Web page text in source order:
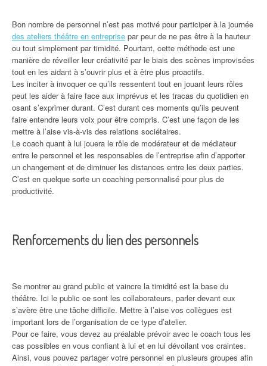
Bon nombre de personnel n’est pas motivé pour participer à la journée
des ateliers théâtre en entreprise par peur de ne pas être à la hauteur
ou tout simplement par timidité. Pourtant, cette méthode est une
manière de réveiller leur créativité par le biais des scènes improvisées
tout en les aidant à s’ouvrir plus et à être plus proactifs.
Les inciter à invoquer ce qu’ils ressentent tout en jouant leurs rôles
peut les aider à faire face aux imprévus et les tracas du quotidien en
osant s’exprimer durant. C’est durant ces moments qu’ils peuvent
faire entendre leurs voix pour être compris. C’est une façon de les
mettre à l’aise vis-à-vis des relations sociétaires.
Le coach quant à lui jouera le rôle de modérateur et de médiateur
entre le personnel et les responsables de l’entreprise afin d’apporter
un changement et de diminuer les distances entre les deux parties.
C’est en quelque sorte un coaching personnalisé pour plus de
productivité.
Renforcements du lien des personnels
Se montrer au grand public et vaincre la timidité est la base du
théâtre. Ici le public ce sont les collaborateurs, parler devant eux
s’avère être une tâche difficile. Mettre à l’aise vos collègues est
important lors de l’organisation de ce type d’atelier.
Pour ce faire, vous devez au préalable prévoir avec le coach tous les
cas possibles en vous confiant à lui et en lui dévoilant vos craintes.
Ainsi, vous pouvez partager votre personnel en plusieurs groupes afin